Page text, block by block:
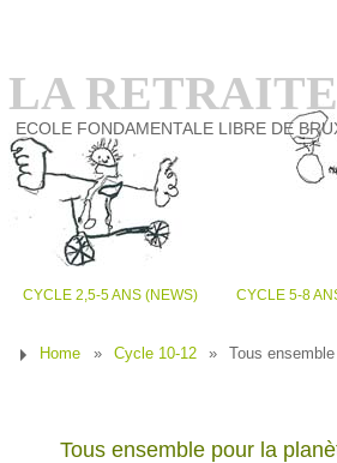
LA
ECOLE FONDAMENTALE LIBRE DE
CYCLE 2,5-5 ANS (NEWS) CYCLE 5-8
Home » Cycle 10-12 » Tous
Tous ensemble pour la